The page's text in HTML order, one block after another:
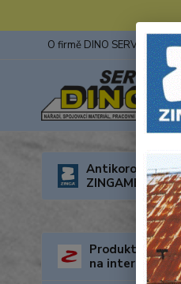
O firmě DINO SERVIS s.r.o.
Antikorozní
ZINGAMETALL
Produkty za
na internetu